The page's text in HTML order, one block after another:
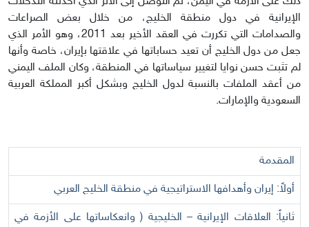
الإيرانية في دول منطقة الخليج، من خلال بعض الصراعات
والصدامات التي تكررت في العقد الأخير بعد 2011، وهو الأمر الذي
جعل من دول الخليج أن تعيد حساباتها في علاقتها بإيران، خاصة وأنها
لم تثبت حسن نوايا لتغيير سياساتها في المنطقة، وكان الملف اليمني
من أعقد الملفات بالنسبة لدول الخليج وبشكل أكبر المملكة العربية
السعودية والإمارات.
المقدمة
أولاً: إيران وأهدافها الاستراتيجية في منطقة الخليج العربي
ثانياً: العلاقات الإيرانية – الخليجية ( وانعكاساتها على الأزمة في